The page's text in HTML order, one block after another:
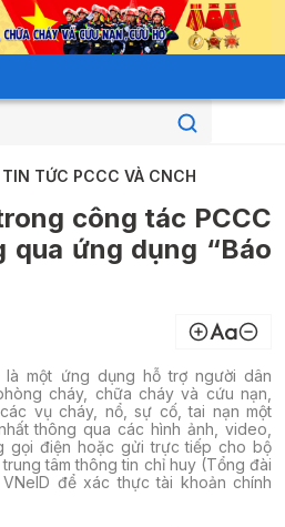
TIN TỨC PCCC VÀ CNCH
công tác PCCC
qua ứng dụng “Báo
là một ứng dụng hỗ trợ người dân
cháy, chữa cháy và cứu nạn,
vụ cháy, nổ, sự cố, tai nạn một
thông qua các hình ảnh, video,
gọi điện hoặc gửi trực tiếp cho bộ
tâm thông tin chỉ huy (Tổng đài
để xác thực tài khoản chính